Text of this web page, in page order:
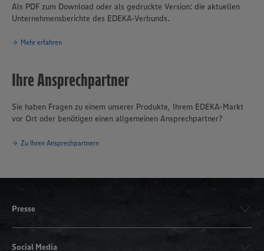
Als PDF zum Download oder als gedruckte Version: die aktuellen
Unternehmensberichte des EDEKA-Verbunds.
Mehr erfahren
Ihre Ansprechpartner
Sie haben Fragen zu einem unserer Produkte, Ihrem EDEKA-Markt
vor Ort oder benötigen einen allgemeinen Ansprechpartner?
Zu Ihren Ansprechpartnern
Presse
Social Media